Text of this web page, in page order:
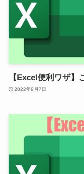
【Excel便利ワザ】
2022年9月7日